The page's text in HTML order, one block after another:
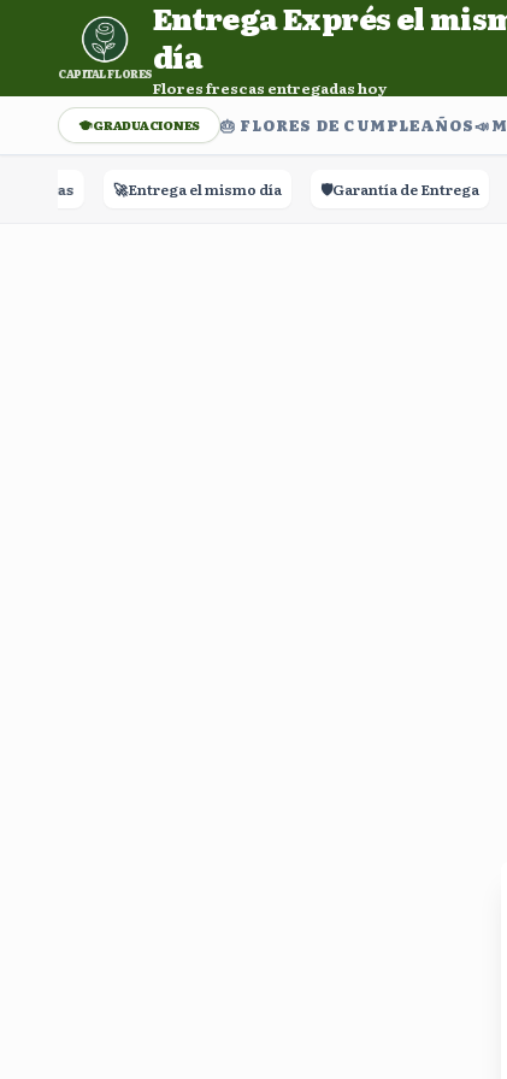
Entrega Exprés el mismo día. Flores frescas
CAPITAL FLORES
Entrega Exprés el
día
Flores frescas entregadas hoy
GRADUACIONES 🎂 FLORES DE CUMPLEAÑOS
Entrega el mismo día Garantía de Entrega